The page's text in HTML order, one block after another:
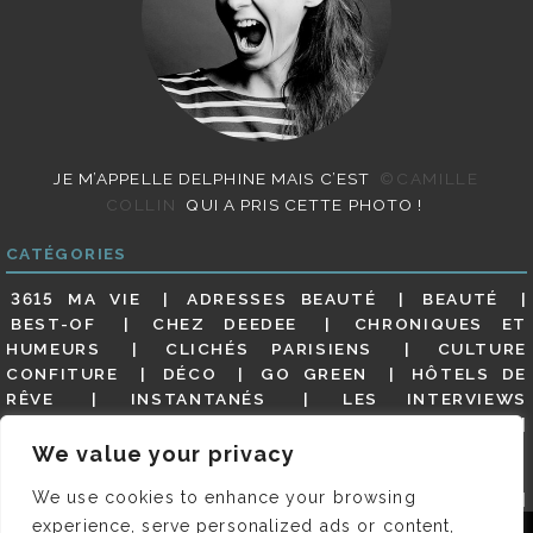
We value your privacy
We use cookies to enhance your browsing
experience, serve personalized ads or content,
JE M’APPELLE DELPHINE MAIS C’EST
©CAMILLE
COLLIN
QUI A PRIS CETTE PHOTO !
CATÉGORIES
3615 MA VIE ADRESSES BEAUTÉ
BEAUTÉ
BEST-OF
CHEZ DEEDEE
CHRONIQUES ET
HUMEURS
CLICHÉS PARISIENS
CULTURE
CONFITURE
DÉCO GO GREEN
HÔTELS DE
RÊVE
INSTANTANÉS
LES INTERVIEWS
MES ADRESSES
MODE NON CLASSÉ
GUIDE
PARIS EN PHOTOS
RESTAURANTS
REVUE DE PRESSE DÉTAILLÉE, SIOU PLAIT